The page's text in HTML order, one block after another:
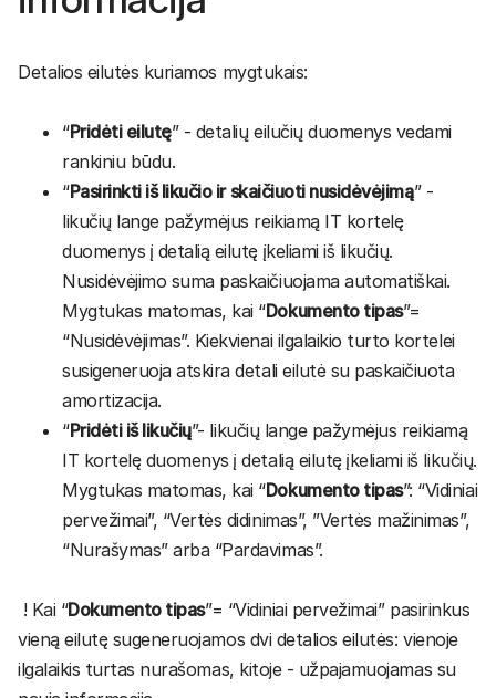
Detalios eilutės kuriamos mygtukais:
“Pridėti eilutę” - detalių eilučių duomenys vedami
rankiniu būdu.
“Pasirinkti iš likučio ir skaičiuoti nusidėvėjimą” -
likučių lange pažymėjus reikiamą IT kortelę
duomenys į detalią eilutę įkeliami iš likučių.
Nusidėvėjimo suma paskaičiuojama automatiškai.
Mygtukas matomas, kai “Dokumento tipas”=
“Nusidėvėjimas”. Kiekvienai ilgalaikio turto kortelei
susigeneruoja atskira detali eilutė su paskaičiuota
amortizacija.
“Pridėti iš likučių”- likučių lange pažymėjus reikiamą
IT kortelę duomenys į detalią eilutę įkeliami iš likučių.
Mygtukas matomas, kai “Dokumento tipas”: “Vidiniai
pervežimai”, “Vertės didinimas”, ”Vertės mažinimas”,
“Nurašymas” arba “Pardavimas”.
​ ! Kai “Dokumento tipas”= “Vidiniai pervežimai” pasirinkus
vieną eilutę sugeneruojamos dvi detalios eilutės: vienoje
ilgalaikis turtas nurašomas, kitoje - užpajamuojamas su